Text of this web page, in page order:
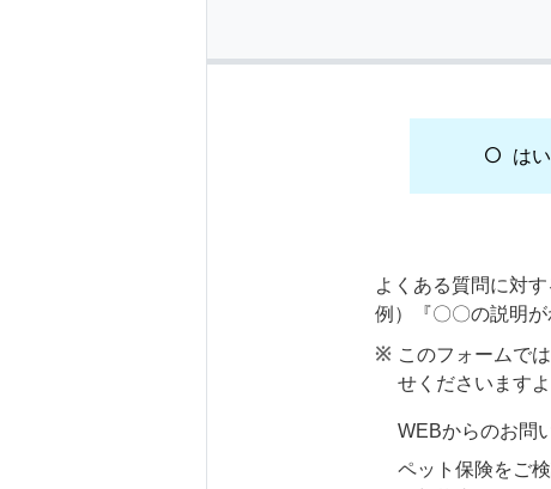
はい
よくある質問に対
例）『〇〇の説明
このフォームで
せくださいます
WEBからのお問
ペット保険をご